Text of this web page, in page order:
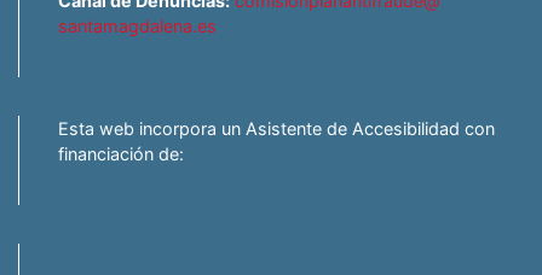
santamagdalena.es
Esta web incorpora un Asistente de Accesibilidad con
financiación de: